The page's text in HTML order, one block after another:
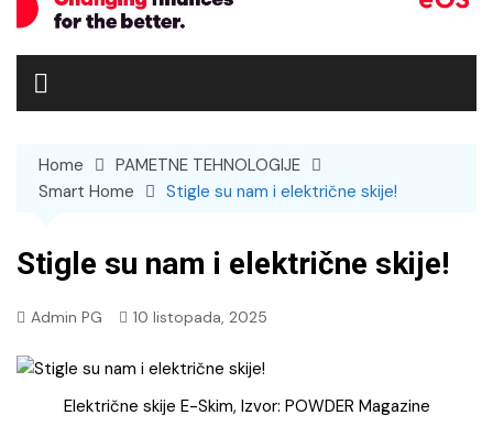
Home
PAMETNE TEHNOLOGIJE
Smart Home
Stigle su nam i električne skije!
Stigle su nam i električne skije!
Admin PG 10 listopada, 2025
Električne skije E-Skim, Izvor: POWDER Magazine